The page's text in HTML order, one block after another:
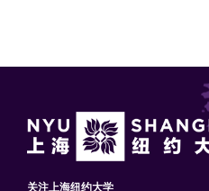
关注上海纽约大学